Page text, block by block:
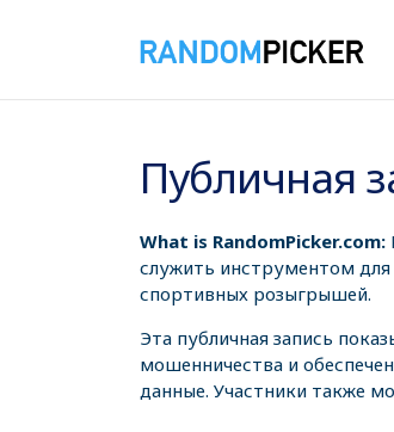
Публичная
What is RandomPicker.com:
служить инструментом для
спортивных розыгрышей.
Эта публичная запись
мошенничества и
данные. Участники также